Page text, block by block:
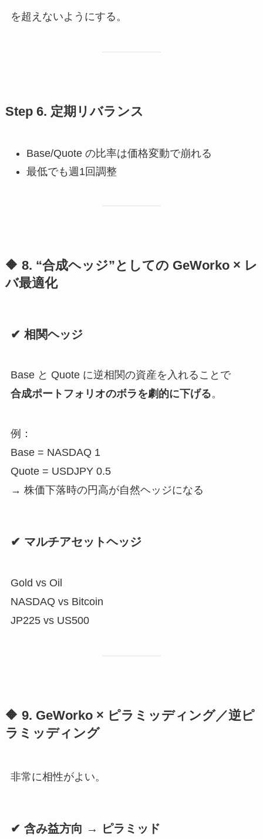
を超えないようにする。
Step 6. 定期リバランス
Base/Quote の比率は価格変動で崩れる
最低でも週1回調整
🔶 8. “合成ヘッジ”としての GeWorko × レ
バ最適化
✔ 相関ヘッジ
Base と Quote に逆相関の資産を入れることで
合成ポートフォリオのボラを劇的に下げる。
例：
Base = NASDAQ 1
Quote = USDJPY 0.5
→ 株価下落時の円高が自然ヘッジになる
✔ マルチアセットヘッジ
Gold vs Oil
NASDAQ vs Bitcoin
JP225 vs US500
🔶 9. GeWorko × ピラミッディング／逆ピ
ラミッディング
非常に相性がよい。
✔ 含み益方向 → ピラミッド